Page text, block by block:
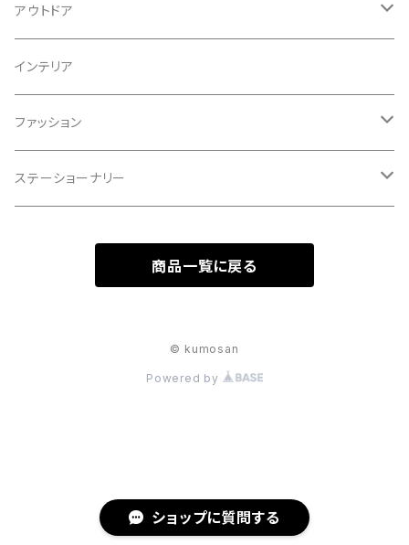
ショップに質問する
アウトドア
カバー
インテリア
ファッション
キーケース＆キーホルダー
ステーショーナリー
商品一覧に戻る
© kumosan
Powered by